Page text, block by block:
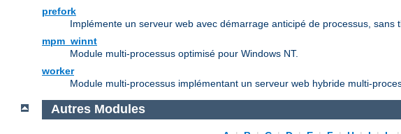
prefork
Implémente un serveur web avec démarrage anticipé de processus, sans
mpm_winnt
Module multi-processus optimisé pour Windows NT.
worker
Module multi-processus implémentant un serveur web hybride multi-
Autres Modules